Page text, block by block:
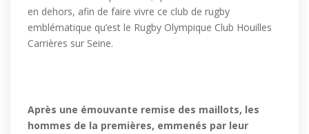
en dehors, afin de faire vivre ce club de rugby
emblématique qu’est le Rugby Olympique Club Houilles
Carrières sur Seine.
Après une émouvante remise des maillots, les
hommes de la premières, emmenés par leur